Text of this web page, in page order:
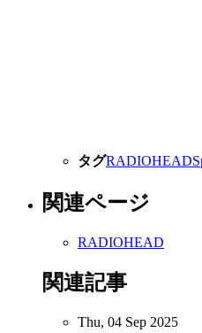
タグRADIOHEAD
関連ページ
RADIOHEAD
関連記事
Thu, 04 Sep 2025